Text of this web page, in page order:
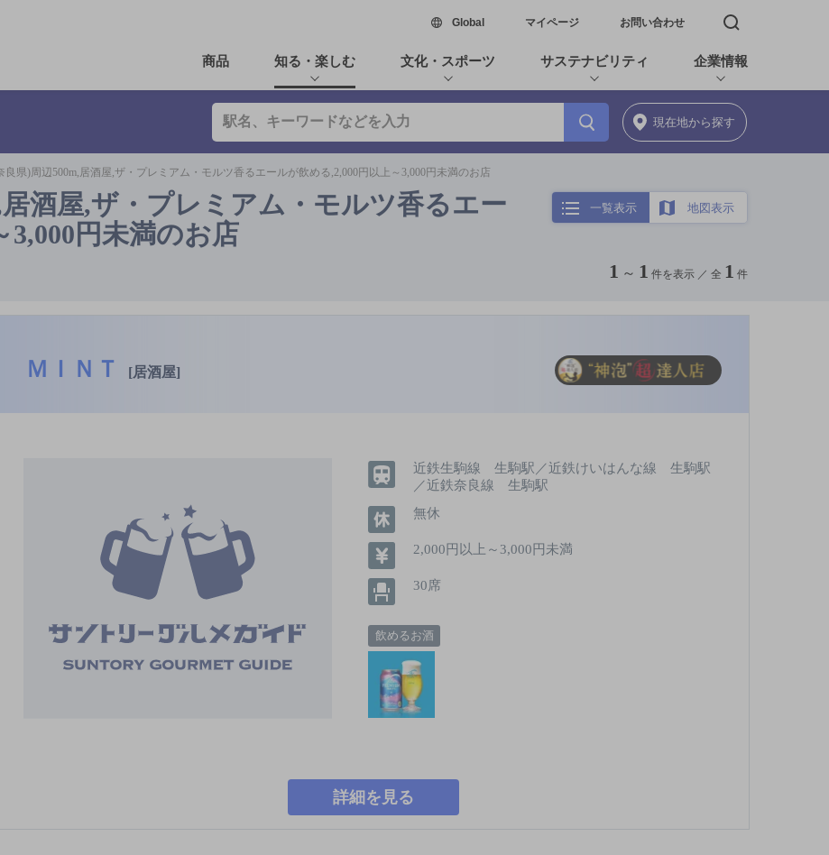
Global新しいウィンドウで開く
マイページ お問い合わせ 検索窓を開く
商品 知る・楽しむ 文化・スポーツ サステナビリティ 企業情報
現在地から探す
良県)周辺500m,居酒屋,ザ・プレミアム・モルツ香るエールが飲める,2,000円以上～3,000円未満のお店
酒屋,ザ・プレミアム・モルツ香るエー
3,000円未満のお店
一覧表示 地図表示
1 ～ 1 件を表示 ／ 全 1 件
ＭＩＮＴ [居酒屋]
近鉄生駒線 生駒駅／近鉄けいはんな線 生駒駅
／近鉄奈良線 生駒駅
無休
2,000円以上～3,000円未満
30席
飲めるお酒
詳細を見る